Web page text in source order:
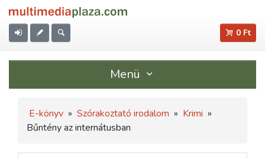
0 Ft
Menü
E-könyv » Szórakoztató irodalom » Krimi »
Bűntény az internátusban